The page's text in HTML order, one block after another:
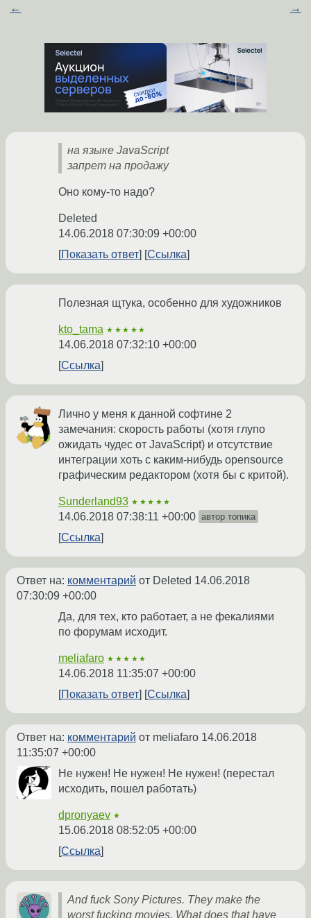
← →
на языке JavaScript
запрет на продажу
Оно кому-то надо?
Deleted
14.06.2018 07:30:09 +00:00
Показать ответ
Ссылка
Полезная щтука, особенно для художников
kto_tama ★★★★★
14.06.2018 07:32:10 +00:00
Ссылка
Лично у меня к данной софтине 2
замечания: скорость работы (хотя глупо
ожидать чудес от JavaScript) и отсутствие
интеграции хоть с каким-нибудь opensource
графическим редактором (хотя бы с критой).
Sunderland93 ★★★★★
14.06.2018 07:38:11 +00:00 автор топика
Ссылка
Ответ на: комментарий от Deleted 14.06.2018
07:30:09 +00:00
Да, для тех, кто работает, а не фекалиями
по форумам исходит.
meliafaro ★★★★★
14.06.2018 11:35:07 +00:00
Показать ответ
Ссылка
Ответ на: комментарий от meliafaro 14.06.2018
11:35:07 +00:00
Не нужен! Не нужен! Не нужен! (перестал
исходить, пошел работать)
dpronyaev ★
15.06.2018 08:52:05 +00:00
Ссылка
And fuck Sony Pictures. They make the
worst fucking movies. What does that have